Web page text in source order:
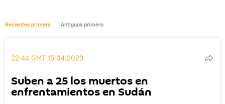
Recientes primero Antiguos primero
22:44 GMT 15.04.2023
Suben a 25 los muertos en
enfrentamientos en Sudán